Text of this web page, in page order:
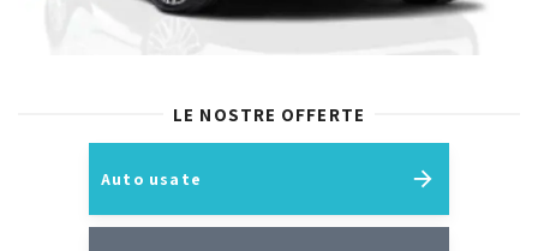
LE NOSTRE OFFERTE
Auto usate